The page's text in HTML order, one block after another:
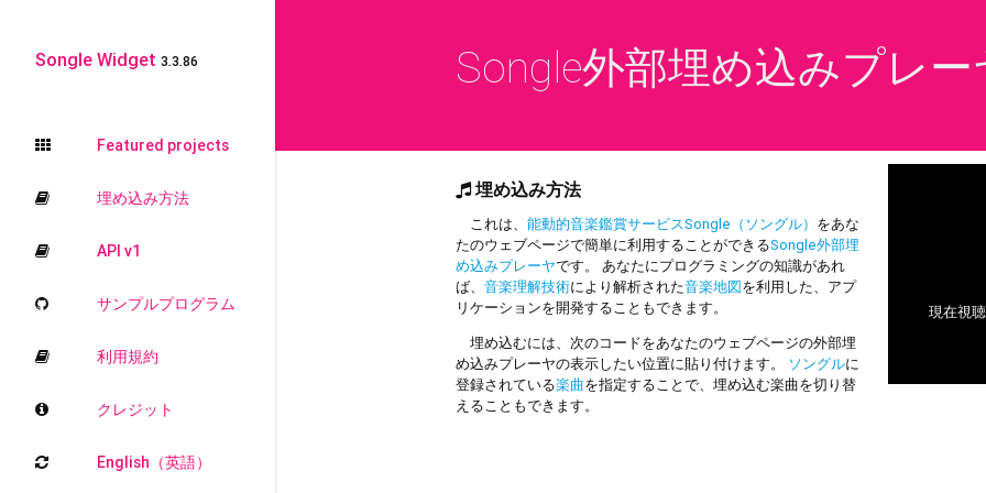
Songle Widget 3.3.86
Featured projects
埋め込み方法
API v1
サンプルプログラム
利用規約
クレジット
English（英語）
Songle外部埋め込みプレー
埋め込み方法
これは、能動的音楽鑑賞サービスSongle（ソングル） をあな
たのウェブページで簡単に利用することができるSongle外部埋
め込みプレーヤです。 あなたにプログラミングの知識があれ
ば、音楽理解技術により解析された音楽地図を利用した、アプ
リケーションを開発することもできます。
埋め込むには、次のコードをあなたのウェブページの外部埋
め込みプレーヤの表示したい位置に貼り付けます。
ソングルに
登録されている楽曲を指定することで、埋め込む楽曲を切り替
えることもできます。